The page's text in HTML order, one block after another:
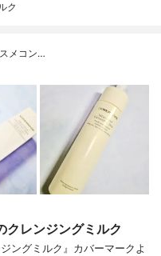
ク
メコン…
クレンジングミルク
ングミルク』カバーマークよ